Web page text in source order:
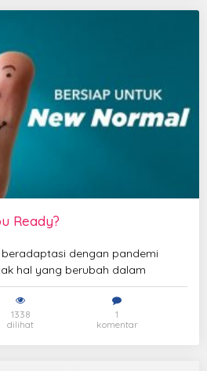
Ready?
dengan pandemi
hal yang berubah dalam
1338
dilihat
1
komentar